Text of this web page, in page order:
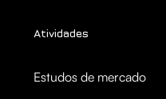
Atividades
Estudos de mercado